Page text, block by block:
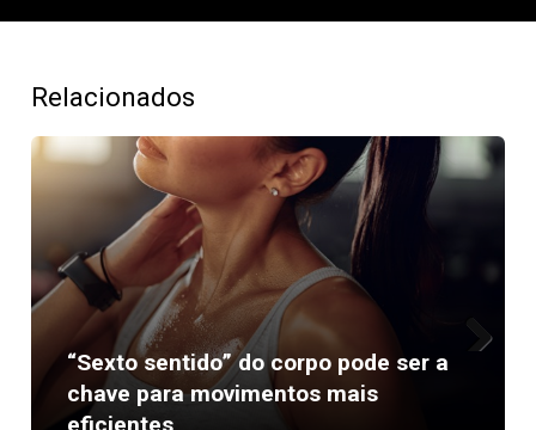
Relacionados
“Sexto sentido” do corpo pode ser a
chave para movimentos mais